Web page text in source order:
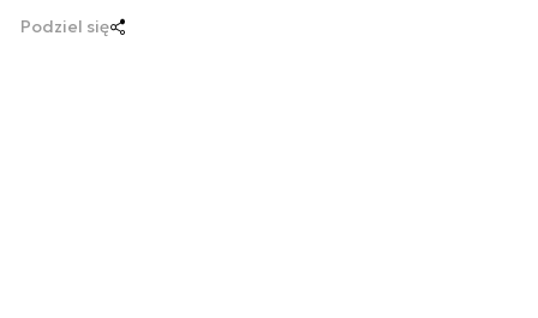
Podziel się